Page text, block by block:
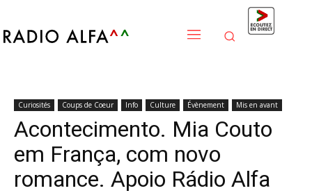
Curiosités Coups de Coeur Info Culture Évènement Mis en avant
Acontecimento. Mia Couto
em França, com novo
romance. Apoio Rádio Alfa